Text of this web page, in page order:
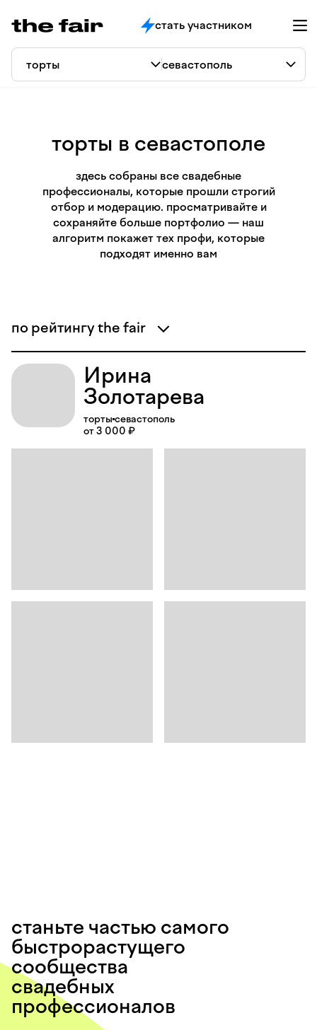
стать участником
торты в севастополе
здесь собраны все свадебные
профессионалы, которые прошли строгий
отбор и модерацию. просматривайте и
сохраняйте больше портфолио — наш
алгоритм покажет тех профи, которые
подходят именно вам
по рейтингу the fair
Ирина
Золотарева
торты севастополь
от 3 000 ₽
станьте частью самого
быстрорастущего
сообщества
свадебных
профессионалов